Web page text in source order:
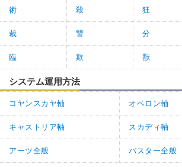
術 殺 狂
裁 讐 分
臨 欺 獣
システム運用方法
コヤンスカヤ軸 オベロン軸
キャストリア軸 スカディ軸
アーツ全般 バスター全般